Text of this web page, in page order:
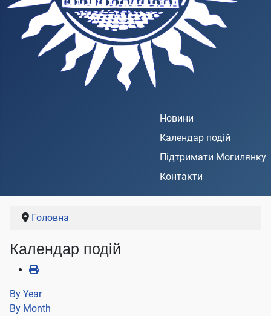
Новини
Календар подій
Підтримати Могилянку
Контакти
Головна
Календар подій
By Year
By Month